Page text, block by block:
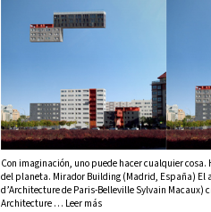
Con imaginación, uno puede hacer cualquier
del planeta. Mirador Building (Madrid, España) El
d’Architecture de Paris-Belleville Sylvain Macaux)
Architecture … Leer más